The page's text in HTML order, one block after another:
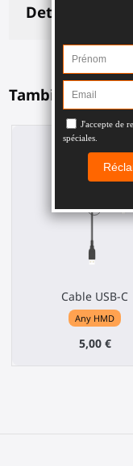
Detalles del
También te
Cable USB-C
Any HMD
5,00 €